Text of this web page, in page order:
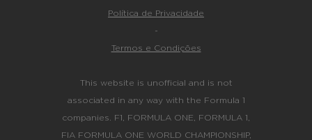
Política de Privacidade
-
Termos e Condições
This website is unofficial and is not
associated in any way with the Formula 1
companies. F1, FORMULA ONE, FORMULA 1,
FIA FORMULA ONE WORLD CHAMPIONSHIP,